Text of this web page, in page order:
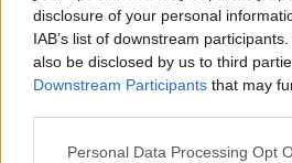
disclosure of your personal
IAB’s list of downstream
also be disclosed by us to third
Downstream Participants that may
Personal Data Processing Opt
20.6.2014, 12:30
kannatusta